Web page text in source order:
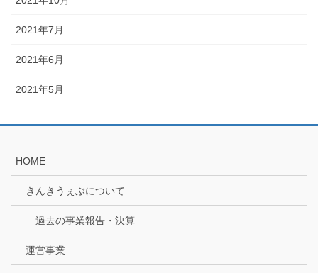
2021年7月
2021年6月
2021年5月
HOME
きんきうぇぶについて
過去の事業報告・決算
運営事業